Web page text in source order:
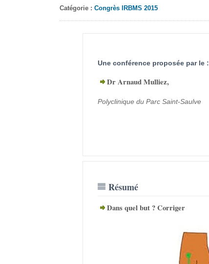
Catégorie : Congrès IRBMS 2015
Une conférence proposée par le :
Dr Arnaud Mulliez,
Polyclinique du Parc Saint-Saulve
Résumé
Dans quel but ? Corriger